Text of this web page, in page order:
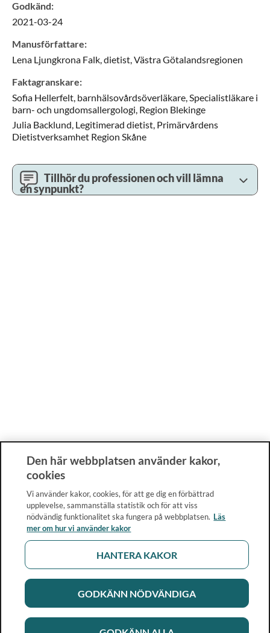
Godkänd:
2021-03-24
Manusförfattare:
Lena Ljungkrona Falk,dietist,Västra Götalandsregionen
Faktagranskare:
Sofia Hellerfelt, barnhälsovårdsöverläkare, Specialistläkare i
barn- och ungdomsallergologi, Region Blekinge
Julia Backlund, Legitimerad dietist, Primärvårdens
Dietistverksamhet Region Skåne
Tillhör du professionen och vill lämna
en synpunkt?
Den här webbplatsen använder kakor,
cookies
Vi använder kakor, cookies, för att ge dig en förbättrad
upplevelse, sammanställa statistik och för att viss
nödvändig funktionalitet ska fungera på webbplatsen. Läs
mer om hur vi använder kakor
HANTERA KAKOR
GODKÄNN NÖDVÄNDIGA